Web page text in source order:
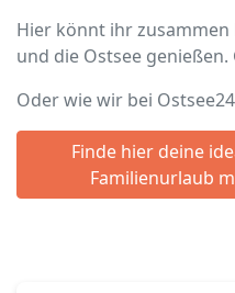
Hier könnt ihr zusammen
und die Ostsee
Oder wie wir bei
Finde hier deine
Familienurlaub